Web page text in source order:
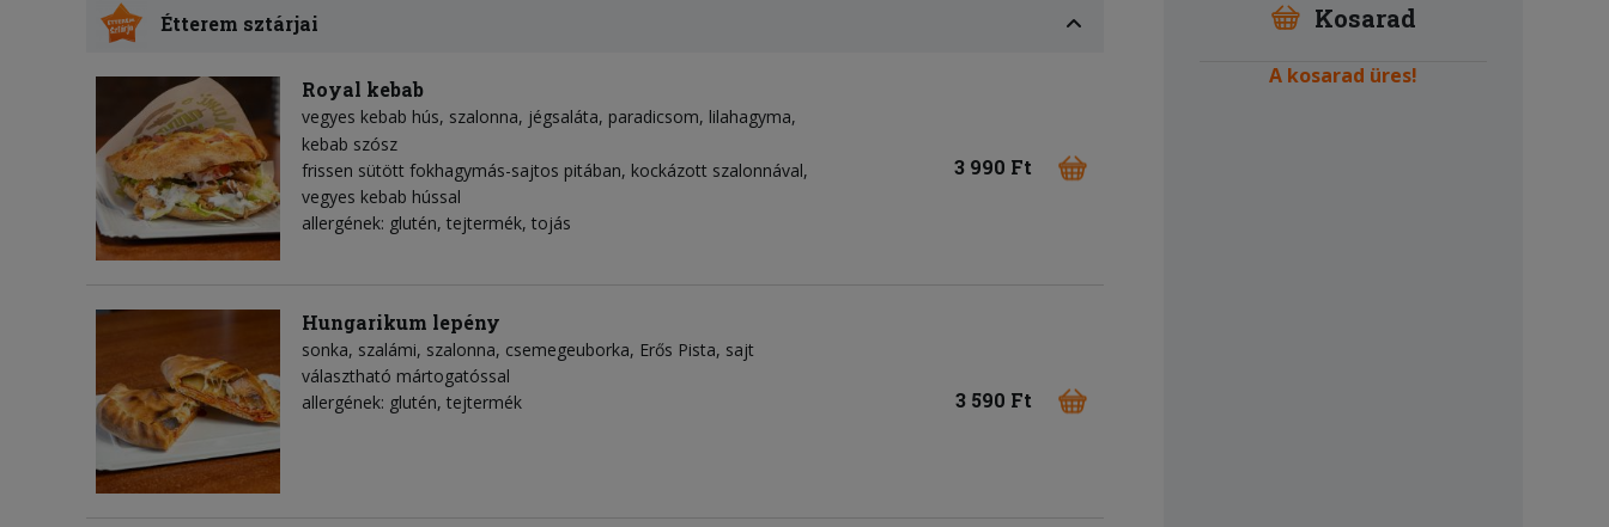
Étterem sztárjai
Royal kebab
vegyes kebab hús szalonna jégsaláta paradicsom lilahagyma
kebab szósz
frissen sütött fokhagymás-sajtos pitában, kockázott szalonnával,
vegyes kebab hússal
allergének: glutén, tejtermék, tojás
3 990 Ft
Hungarikum lepény
sonka szalámi szalonna csemegeuborka Erős Pista sajt
választható mártogatóssal
allergének: glutén, tejtermék
3 590 Ft
Kosarad
A kosarad üres!